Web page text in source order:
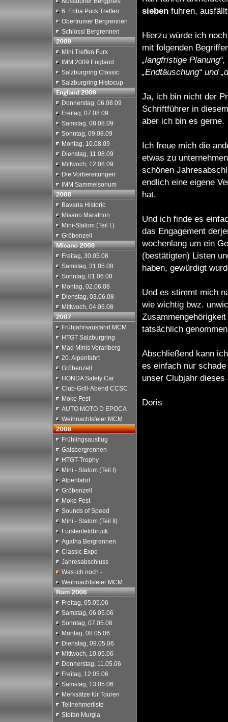
6. Eriba Puck Treffen
Obertrumer Bergrennen
Schlössl Bergrennen
Mini Treffen Furx
IMM 2009 England
Salzburgring Classic
Salzburgring Histocup
Donnerstag, 06.08.09
Freitag, 07.08.09
Samstag, 08.08.09
Sonntag, 09.08.09
Montag, 10.08.09
Dienstag, 11.08.09
Mittwoch, 12.08.09
Die Vorbereitungen
IMM Sammelsorium
Bavaria Historic
Misano Marathon
Mini-Slalom (Teil I.)
Gröbenzell
Freitag, 30.05.08
Samstag, 31.05.08
Sonntag, 01.06.08
Montag, 02.06.08
Dienstag, 03.06.08
Mittwoch, 04.06.08
Frühjahrsausfahrt MCM
HTGT Salzburgring
Mad Minis Vorarlberg
20. Alpenfahrt
Gröbenzell
HONDA Safety Car
Club-Grill-Abend CCSC
Moke Fest
AUTO MOTO D EPOCA
Weihnachtsfeier MCM
Frühlingsausflug
Gaisbergrennen
HTGT-Trophy
Mini - Slalom (Teil I)
Alpenfahrt
Gröbenzell
Moke Fest
Sounds of Speed
Mini - Slalom (Teil II)
Fürstenfeldbruck
Agatha Bergrennen
Classic Expo
Jahresabschluss
Was ich noch -
Weihnachtsfeier MCM
Freitag, 05.05.06
Samstag, 06.05.06
Sonntag, 07.05.06
Montag, 08.05.06
Dienstag, 09.05.06
Mittwoch, 10.05.06
Donnerstag, 11.05.06
Freitag, 12.05.06
Samstag, 13.05.06
Merksätze für Touren
Teilnehmerliste
Stefan Murgia
sieben fuhren,
Hierzu würde ich
mit folgenden
„langfristige
„Endtäuschung“ und
Ja, ich bin nicht der
Schriftführer in
aber ich bin es gerne.
Ich freue mich die
etwas zu
schönen
endlich eine eigene
hat.
Und ich finde es
das Engagement
wochenlang um ein
(bestätigten) Listen
haben, gewürdigt
Und es stimmt mich
wie wichtig bwz.
tatsächlich
Abschließend kann
es einfach nur
unser Clubjahr
Doris